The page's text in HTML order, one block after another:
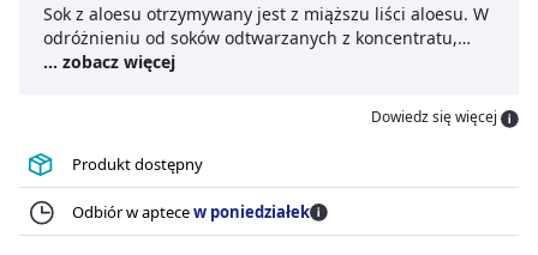
Sok z aloesu otrzymywany jest z miąższu liści aloesu. W
odróżnieniu od soków odtwarzanych z koncentratu,
charakteryzuje się wyrazistym smakiem i zapachem.
wpływa na przemianę materii i procesy trawienne.
Może być składnikiem diet oczyszczających organizm.
... zobacz więcej
Dowiedz się więcej
Produkt dostępny
Odbiór w aptecew poniedziałek